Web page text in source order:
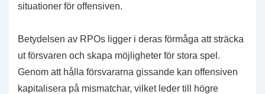
situationer för offensiven.
Betydelsen av RPOs ligger i deras förmåga att sträcka
ut försvaren och skapa möjligheter för stora spel.
Genom att hålla försvararna gissande kan offensiven
kapitalisera på mismatchar, vilket leder till högre